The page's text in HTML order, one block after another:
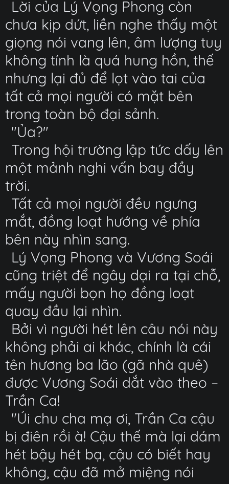
Lời của Lý Vọng Phong còn
chưa kịp dứt, liền nghe thấy một
giọng nói vang lên, âm lượng tuy
không tính là quá hung hồn, thế
nhưng lại đủ để lọt vào tai của
tất cả mọi người có mặt bên
trong toàn bộ đại sảnh.
"Ủa?"
Trong hội trường lập tức dấy lên
một mảnh nghi vấn bay đầy
trời.
Tất cả mọi người đều ngưng
mắt, đồng loạt hướng về phía
bên này nhìn sang.
Lý Vọng Phong và Vương Soái
cũng triệt để ngây dại ra tại chỗ,
mấy người bọn họ đồng loạt
quay đầu lại nhìn.
Bởi vì người hét lên câu nói này
không phải ai khác, chính là cái
tên hương ba lão (gã nhà quê)
được Vương Soái dắt vào theo –
Trần Ca!
"Úi chu cha mạ ơi, Trần Ca cậu
bị điên rồi à! Cậu thế mà lại dám
hét bậy hét bạ, cậu có biết hay
không, cậu đã mở miệng nói